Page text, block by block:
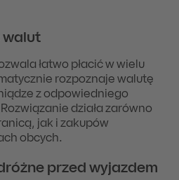
walut
łatwo płacić w wielu
rozpoznaje walutę
z odpowiedniego
działa zarówno
jak i zakupów
obcych.
przed wyjazdem